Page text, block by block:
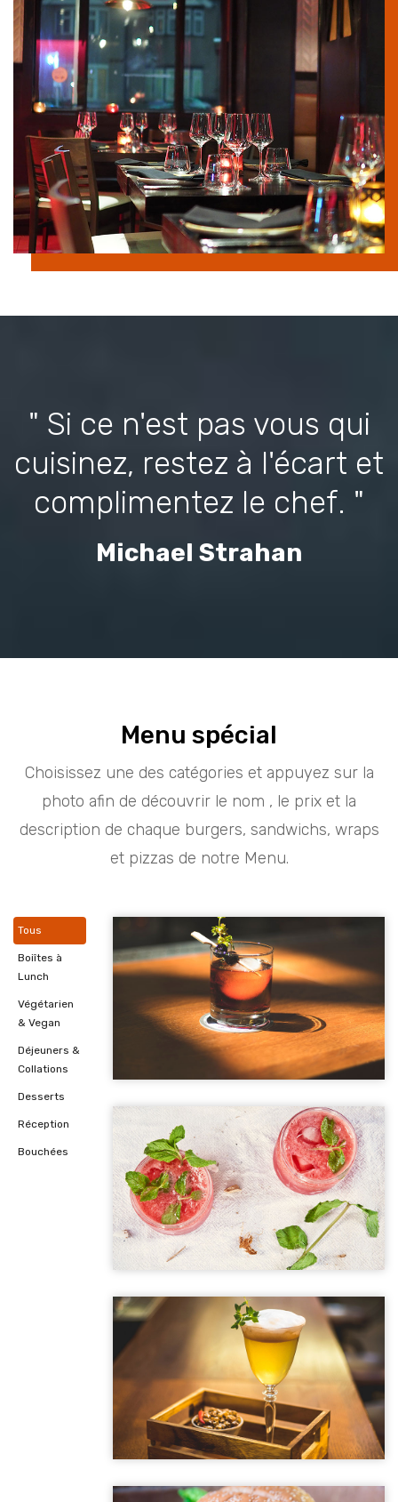
" Si ce n'est pas vous qui
cuisinez, restez à l'écart et
complimentez le chef. "
Michael Strahan
Menu spécial
Choisissez une des catégories et appuyez sur la
photo afin de découvrir le nom , le prix et la
description de chaque burgers, sandwichs, wraps
et pizzas de notre Menu.
Tous
Boiîtes à
Lunch
Végétarien
& Vegan
Déjeuners &
Collations
Desserts
Réception
Bouchées
Sed id magna vitae eros sagittis euismod.
DELICES D'EDEN
Sed id magna vitae eros sagittis euismod.
DELICES D'EDEN